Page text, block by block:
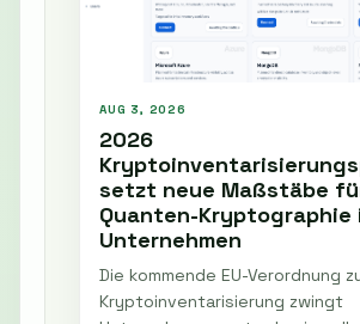
AUG 3, 2026
2026
setzt neue Maßstäbe
Quanten-Kryptographie
Unternehmen
Die kommende EU-Verordnung
Kryptoinventarisierung zwingt